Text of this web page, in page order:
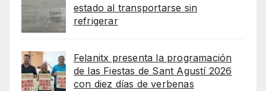
estado al transportarse sin
refrigerar
Felanitx presenta la programación
de las Fiestas de Sant Agustí 2026
con diez días de verbenas